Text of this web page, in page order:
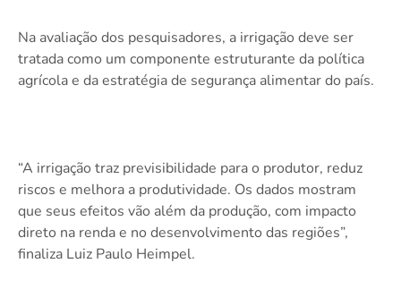
Na avaliação dos pesquisadores, a irrigação deve ser
tratada como um componente estruturante da política
agrícola e da estratégia de segurança alimentar do país.
“A irrigação traz previsibilidade para o produtor, reduz
riscos e melhora a produtividade. Os dados mostram
que seus efeitos vão além da produção, com impacto
direto na renda e no desenvolvimento das regiões”,
finaliza Luiz Paulo Heimpel.